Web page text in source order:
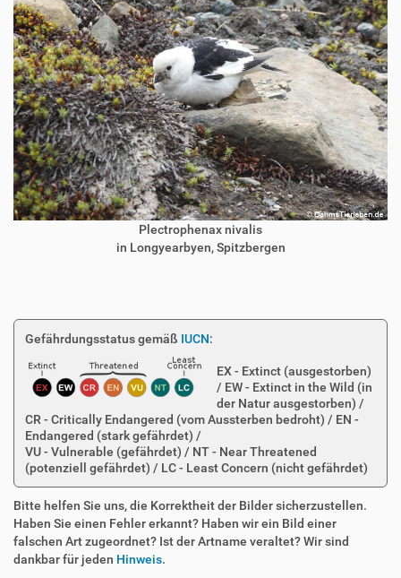
Plectrophenax nivalis
in Longyearbyen, Spitzbergen
Gefährdungsstatus gemäß IUCN:
EX - Extinct (ausgestorben)
/ EW - Extinct in the Wild (in
der Natur ausgestorben) /
CR - Critically Endangered (vom Aussterben bedroht) / EN -
Endangered (stark gefährdet) /
VU - Vulnerable (gefährdet) / NT - Near Threatened
(potenziell gefährdet) / LC - Least Concern (nicht gefährdet)
Bitte helfen Sie uns, die Korrektheit der Bilder sicherzustellen.
Haben Sie einen Fehler erkannt? Haben wir ein Bild einer
falschen Art zugeordnet? Ist der Artname veraltet? Wir sind
dankbar für jeden Hinweis.